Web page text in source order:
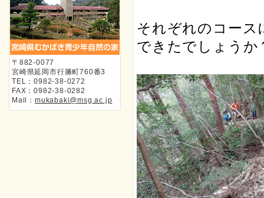
〒882-0077
宮崎県延岡市行縢町760番3
TEL：0982-38-0272
FAX：0982-38-0282
Mail： mukabaki@msg.ac.jp
それぞれのコース
できたでしょうか